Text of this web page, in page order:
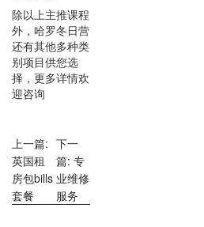
除以上主推课程
外，哈罗冬日营
还有其他多种类
别项目供您选
择，更多详情欢
迎咨询
上一篇:
英国租
房包bills
套餐
下一
篇: 专
业维修
服务